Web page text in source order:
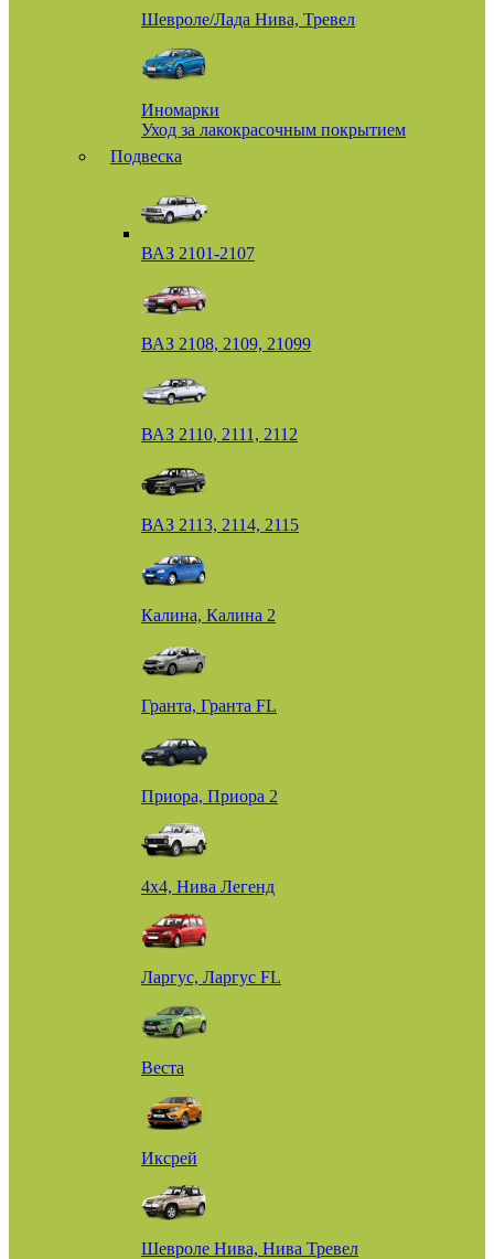
Шевроле/Лада Нива, Тревел
Иномарки
Уход за лакокрасочным покрытием
Подвеска
ВАЗ 2101-2107
ВАЗ 2108, 2109, 21099
ВАЗ 2110, 2111, 2112
ВАЗ 2113, 2114, 2115
Калина, Калина 2
Гранта, Гранта FL
Приора, Приора 2
4х4, Нива Легенд
Ларгус, Ларгус FL
Веста
Иксрей
Шевроле Нива, Нива Тревел